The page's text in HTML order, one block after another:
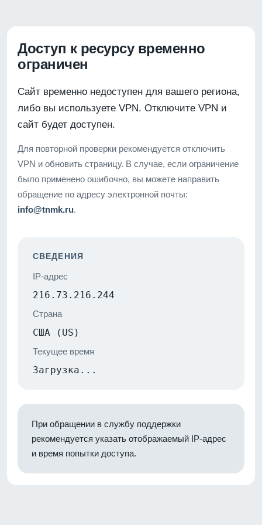
Доступ к ресурсу временно
ограничен
Сайт временно недоступен для вашего региона,
либо вы используете VPN. Отключите VPN и
сайт будет доступен.
Для повторной проверки рекомендуется отключить
VPN и обновить страницу. В случае, если ограничение
было применено ошибочно, вы можете направить
обращение по адресу электронной почты:
info@tnmk.ru.
СВЕДЕНИЯ
IP-адрес
216.73.216.244
Страна
США (US)
Текущее время
Загрузка...
При обращении в службу поддержки
рекомендуется указать отображаемый IP-адрес
и время попытки доступа.